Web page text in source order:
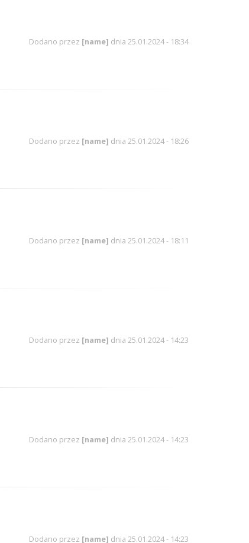
Dodano przez [name] dnia 25.01.2024 - 18:34
Dodano przez [name] dnia 25.01.2024 - 18:26
Dodano przez [name] dnia 25.01.2024 - 18:11
Dodano przez [name] dnia 25.01.2024 - 14:23
Dodano przez [name] dnia 25.01.2024 - 14:23
Dodano przez [name] dnia 25.01.2024 - 14:23